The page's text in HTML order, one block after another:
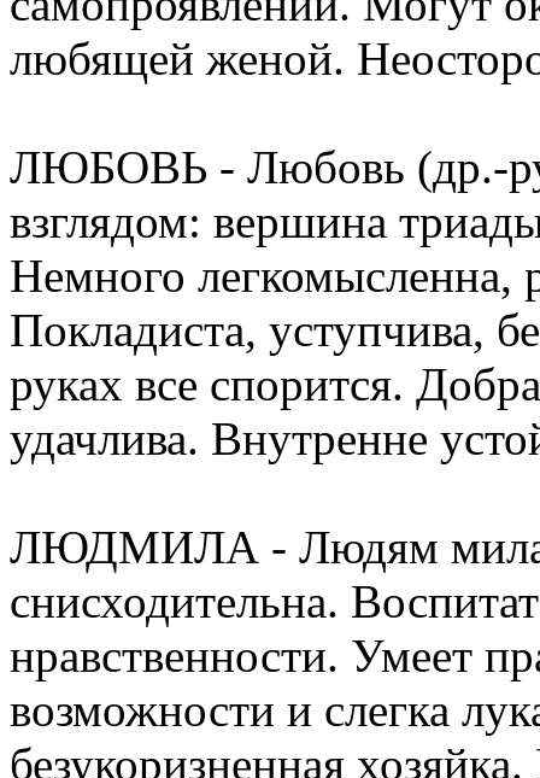
любящей женой.
ЛЮБОВЬ - Любовь (др.-
взглядом: вершина
Немного легкомысленна,
Покладиста, уступчива,
руках все спорится.
удачлива. Внутренне
ЛЮДМИЛА - Людям милая
снисходительна.
нравственности. Умеет
возможности и слегка
безукоризненная